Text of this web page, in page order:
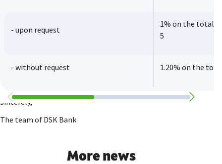
- upon request
1% on the total
5
- without request 1.20% on the
Sincerely,
The team of DSK Bank
More news